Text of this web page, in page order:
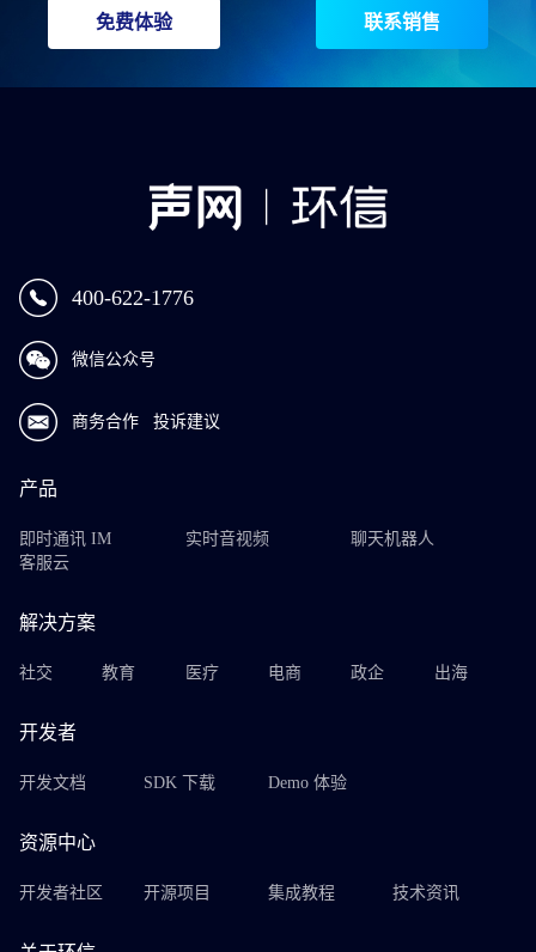
免费体验 联系销售
400-622-1776
微信公众号
商务合作 投诉建议
产品
即时通讯 IM 实时音视频
聊天机器人
客服云
解决方案
社交 教育 医疗 电商 政企 出海
开发者
开发文档 SDK 下载 Demo 体验
资源中心
开发者社区 开源项目 集成教程 技术资讯